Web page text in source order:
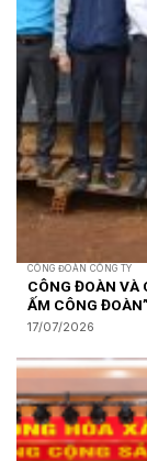
CÔNG ĐOÀN CÔNG TY
CÔNG ĐOÀN VÀ
ẤM CÔNG
17/07/2026